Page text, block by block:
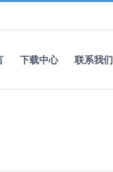
下载中心 联系我们